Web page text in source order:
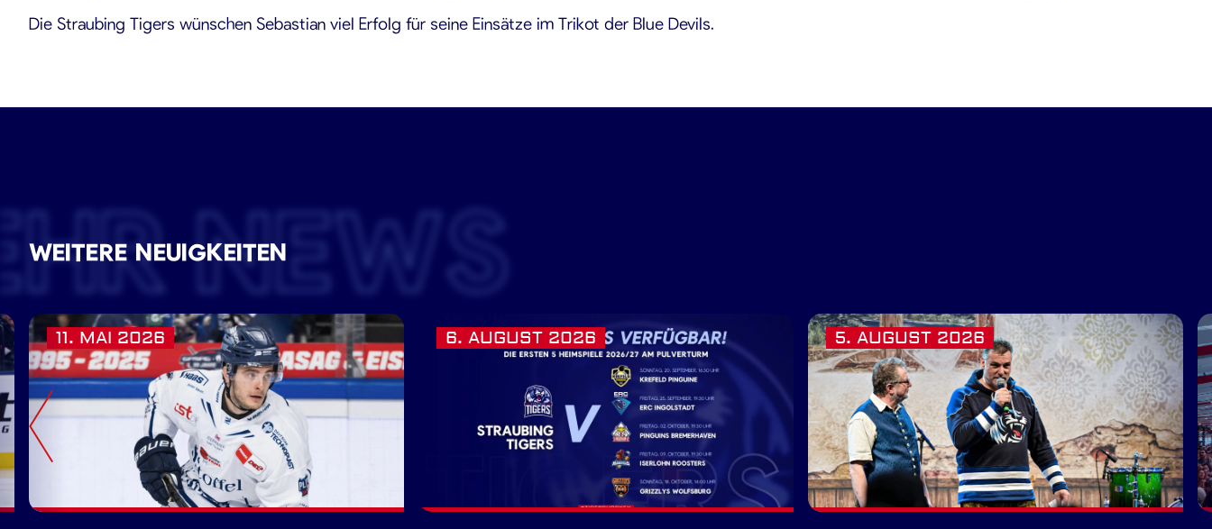
Die Straubing Tigers wünschen Sebastian viel Erfolg für seine Einsätze im Trikot der Blue Devils.
WEITERE NEUIGKEITENNEWS
6. AUGUST 2026 5. AUGUST 2026
11. MAI 2026